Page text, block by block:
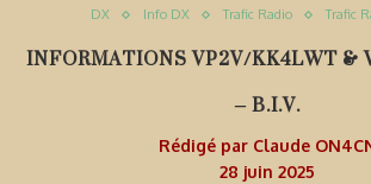
DX Info DX Trafic Radio Trafic
INFORMATIONS VP2V/KK4LWT
– B.I.V.
Rédigé par Claude
28 juin 2025